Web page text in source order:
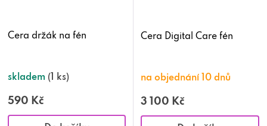
Cera držák na fén
skladem (1 ks)
590 Kč
Cera Digital Care fén
na objednání 10 dnů
3 100 Kč